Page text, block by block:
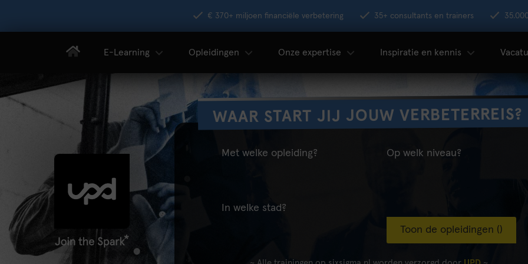
€ 370+ miljoen financiële verbetering 35+ consultants en trainers
E-Learning Opleidingen Onze expertise Inspiratie en kennis
WAAR START JIJ JOUW VERBETERREIS?
Met welke opleiding? Op welk niveau?
In welke stad?
Toon de opleidingen ()